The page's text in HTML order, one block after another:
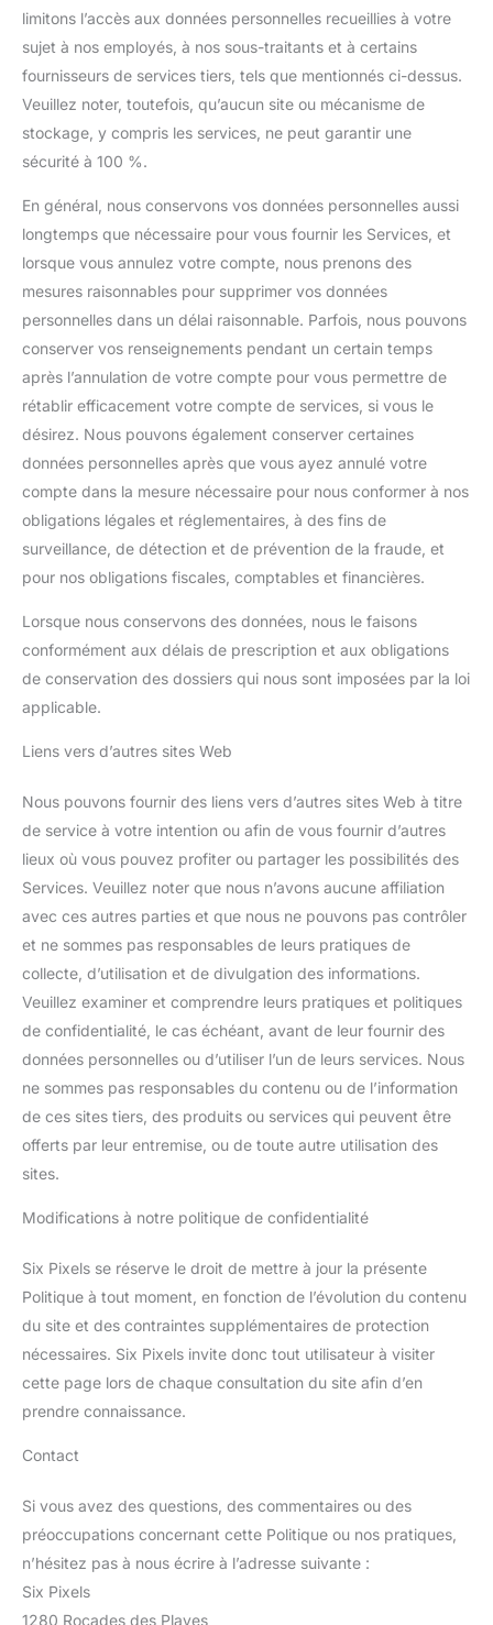
limitons l’accès aux données personnelles recueillies à votre
sujet à nos employés, à nos sous-traitants et à certains
fournisseurs de services tiers, tels que mentionnés ci-dessus.
Veuillez noter, toutefois, qu’aucun site ou mécanisme de
stockage, y compris les services, ne peut garantir une
sécurité à 100 %.
En général, nous conservons vos données personnelles aussi
longtemps que nécessaire pour vous fournir les Services, et
lorsque vous annulez votre compte, nous prenons des
mesures raisonnables pour supprimer vos données
personnelles dans un délai raisonnable. Parfois, nous pouvons
conserver vos renseignements pendant un certain temps
après l’annulation de votre compte pour vous permettre de
rétablir efficacement votre compte de services, si vous le
désirez. Nous pouvons également conserver certaines
données personnelles après que vous ayez annulé votre
compte dans la mesure nécessaire pour nous conformer à nos
obligations légales et réglementaires, à des fins de
surveillance, de détection et de prévention de la fraude, et
pour nos obligations fiscales, comptables et financières.
Lorsque nous conservons des données, nous le faisons
conformément aux délais de prescription et aux obligations
de conservation des dossiers qui nous sont imposées par la loi
applicable.
Liens vers d’autres sites Web
Nous pouvons fournir des liens vers d’autres sites Web à titre
de service à votre intention ou afin de vous fournir d’autres
lieux où vous pouvez profiter ou partager les possibilités des
Services. Veuillez noter que nous n’avons aucune affiliation
avec ces autres parties et que nous ne pouvons pas contrôler
et ne sommes pas responsables de leurs pratiques de
collecte, d’utilisation et de divulgation des informations.
Veuillez examiner et comprendre leurs pratiques et politiques
de confidentialité, le cas échéant, avant de leur fournir des
données personnelles ou d’utiliser l’un de leurs services. Nous
ne sommes pas responsables du contenu ou de l’information
de ces sites tiers, des produits ou services qui peuvent être
offerts par leur entremise, ou de toute autre utilisation des
sites.
Modifications à notre politique de confidentialité
Six Pixels se réserve le droit de mettre à jour la présente
Politique à tout moment, en fonction de l’évolution du contenu
du site et des contraintes supplémentaires de protection
nécessaires. Six Pixels invite donc tout utilisateur à visiter
cette page lors de chaque consultation du site afin d’en
prendre connaissance.
Contact
Si vous avez des questions, des commentaires ou des
préoccupations concernant cette Politique ou nos pratiques,
n’hésitez pas à nous écrire à l’adresse suivante :
Six Pixels
1280 Rocades des Playes